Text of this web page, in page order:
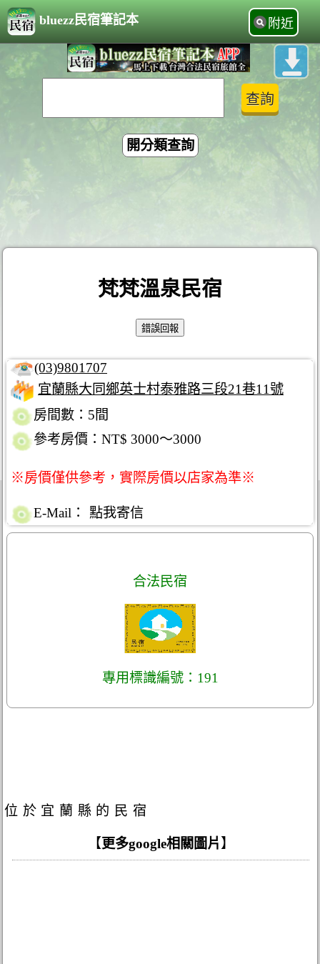
bluezz民宿筆記本 附近
開分類查詢
梵梵溫泉民宿
(03)9801707
宜蘭縣大同鄉英士村泰雅路三段21巷11號
房間數：5間
參考房價：NT$ 3000～3000
※房價僅供參考，實際房價以店家為準※
E-Mail： 點我寄信
合法民宿
專用標識編號：191
位於宜蘭縣的民宿
【更多google相關圖片】